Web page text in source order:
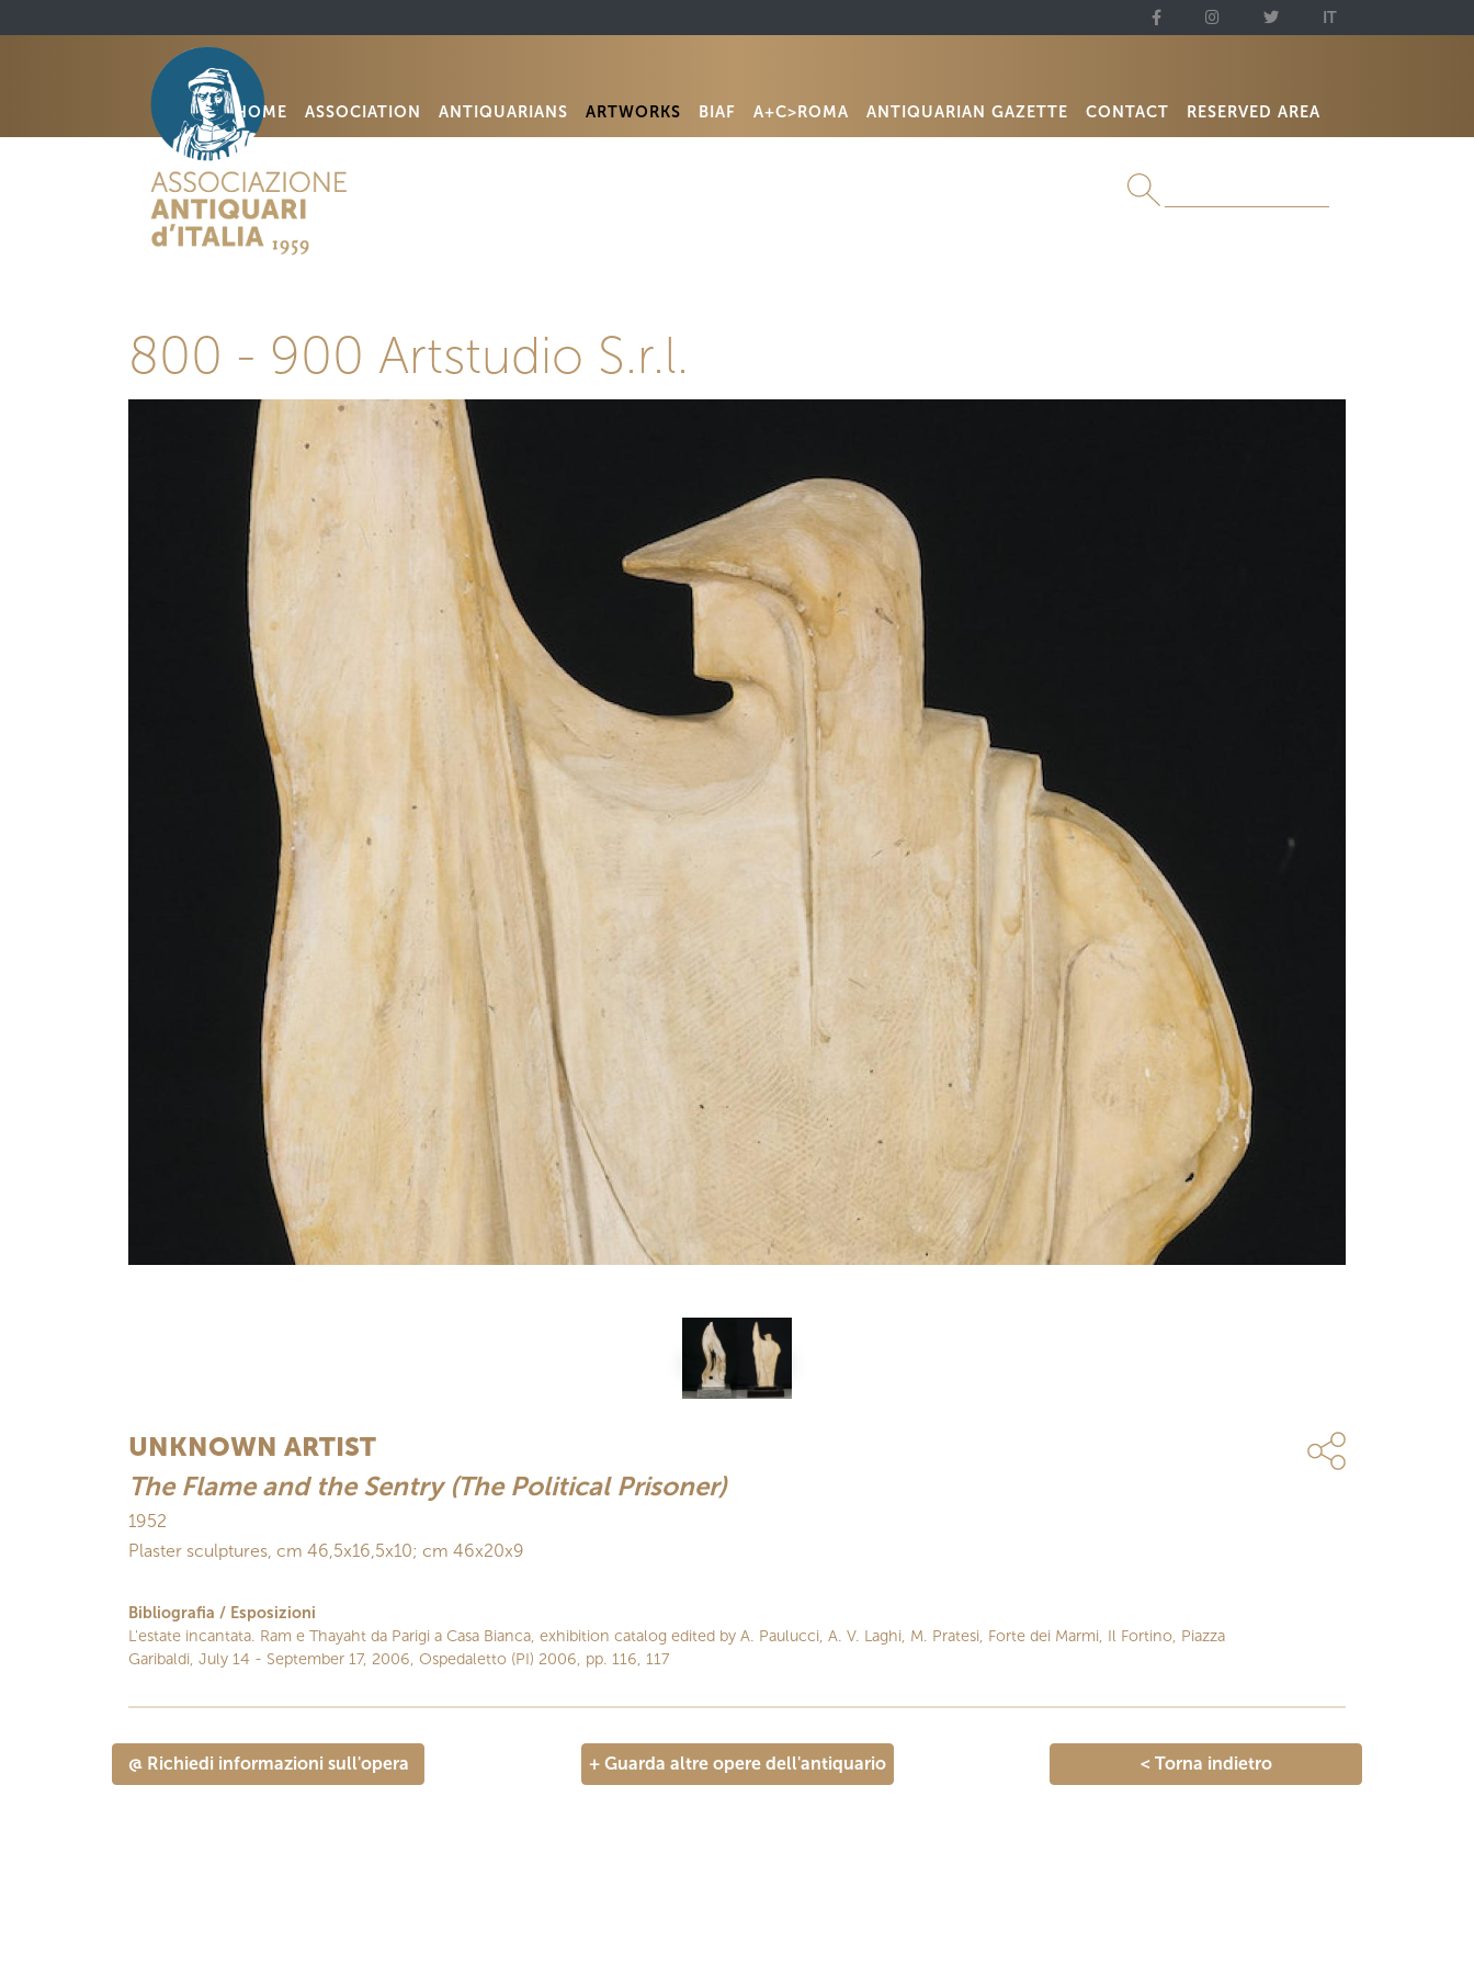
IT
HOME ASSOCIATION ANTIQUARIANS ARTWORKS BIAF A+C>ROMA ANTIQUARIAN GAZETTE CONTACT RESERVED AREA
800 - 900 Artstudio S.r.l.
UNKNOWN ARTIST
The Flame and the Sentry (The Political Prisoner)
1952
Plaster sculptures, cm 46,5x16,5x10; cm 46x20x9
Bibliografia / Esposizioni
L'estate incantata. Ram e Thayaht da Parigi a Casa Bianca, exhibition catalog edited by A. Paulucci, A. V. Laghi, M. Pratesi, Forte dei Marmi, Il Fortino, Piazza
Garibaldi, July 14 - September 17, 2006, Ospedaletto (PI) 2006, pp. 116, 117
@ Richiedi informazioni sull'opera + Guarda altre opere dell'antiquario < Torna indietro